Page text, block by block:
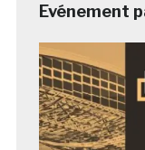
Evénement